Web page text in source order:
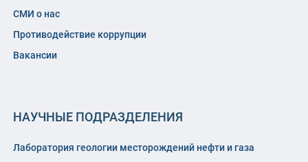
СМИ о нас
Противодействие коррупции
Вакансии
НАУЧНЫЕ ПОДРАЗДЕЛЕНИЯ
Лаборатория геологии месторождений нефти и газа